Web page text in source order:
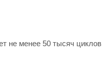
не менее 50 тысяч